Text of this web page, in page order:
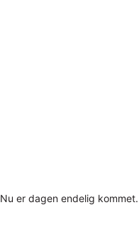
Nu er dagen endelig